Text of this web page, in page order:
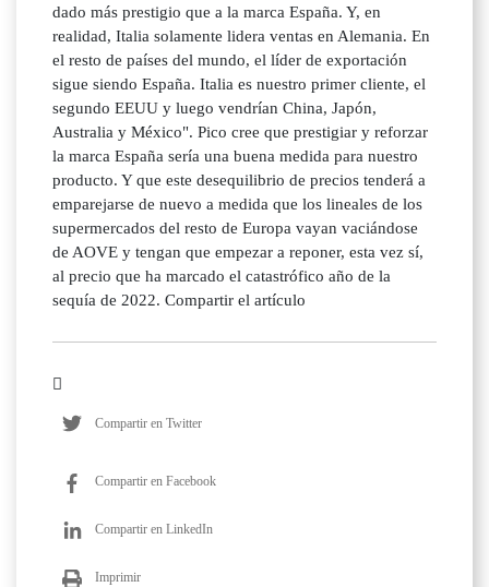
dado más prestigio que a la marca España. Y, en
realidad, Italia solamente lidera ventas en Alemania. En
el resto de países del mundo, el líder de exportación
sigue siendo España. Italia es nuestro primer cliente, el
segundo EEUU y luego vendrían China, Japón,
Australia y México". Pico cree que prestigiar y reforzar
la marca España sería una buena medida para nuestro
producto. Y que este desequilibrio de precios tenderá a
emparejarse de nuevo a medida que los lineales de los
supermercados del resto de Europa vayan vaciándose
de AOVE y tengan que empezar a reponer, esta vez sí,
al precio que ha marcado el catastrófico año de la
sequía de 2022. Compartir el artículo
Compartir en Twitter
Compartir en Facebook
Compartir en LinkedIn
Imprimir